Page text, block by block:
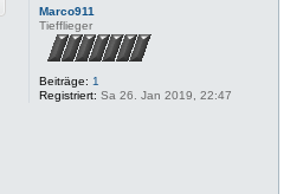
Marco911
Tiefflieger
Beiträge: 1
Registriert: Sa 26. Jan 2019, 22:47